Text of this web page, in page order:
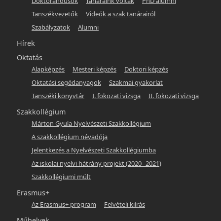
hunlang
Tanszékvezetők
Videók a szak tanárairól
Szabályzatok
Alumni
Hírek
Oktatás
Alapképzés Mesteri képzés
Doktori képzés
Oktatási segédanyagok
Szakmai gyakorlat
Tanszéki könyvtár
I. fokozati vizsga II. fokozati vizsga
Szakkollégium
Márton Gyula Nyelvészeti Szakkollégium
A szakkollégium névadója
Jelentkezés a Nyelvészeti Szakkollégiumba
Az iskolai nyelvi hátrány projekt (2020--2021)
Szakkollégiumi múlt
Erasmus+
Az Erasmus+ program Felvételi kiírás